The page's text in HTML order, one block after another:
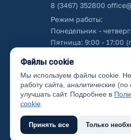
8 (3467) 352800
Режим работы:
Понедельник -
Пятница: 9:00 - 17:00
Об использовании
(с) 2017 Ханты-
Файлы cookie
Мы используем файлы cookie.
работу сайта, аналитические
улучшать сайт. Подробнее в
cookie
Принять все Только